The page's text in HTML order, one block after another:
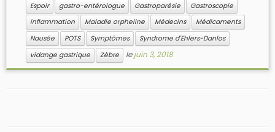
Espoir
gastro-entérologue Gastroparésie
Gastroscopie
inflammation
Maladie orpheline Médecins
Médicaments
Nausée
POTS Symptômes
Syndrome d'Ehlers-Danlos
vidange gastrique
Zèbre lejuin 3, 2018